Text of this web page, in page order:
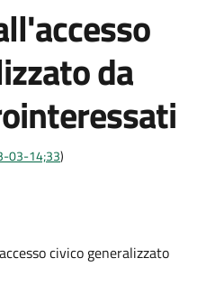
da
03-14;33)
civico generalizzato